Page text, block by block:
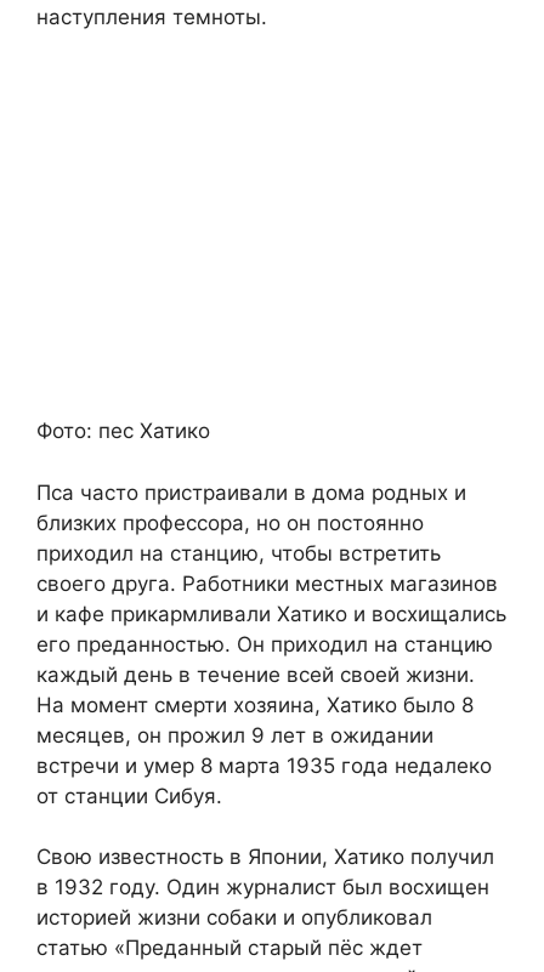
наступления темноты.
Фото: пес Хатико
Пса часто пристраивали в дома родных и
близких профессора, но он постоянно
приходил на станцию, чтобы встретить
своего друга. Работники местных магазинов
и кафе прикармливали Хатико и восхищались
его преданностью. Он приходил на станцию
каждый день в течение всей своей жизни.
На момент смерти хозяина, Хатико было 8
месяцев, он прожил 9 лет в ожидании
встречи и умер 8 марта 1935 года недалеко
от станции Сибуя.
Свою известность в Японии, Хатико получил
в 1932 году. Один журналист был восхищен
историей жизни собаки и опубликовал
статью «Преданный старый пёс ждет